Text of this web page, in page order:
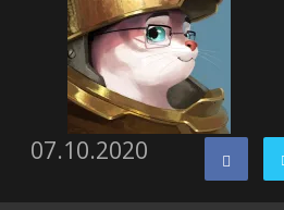
07.10.2020